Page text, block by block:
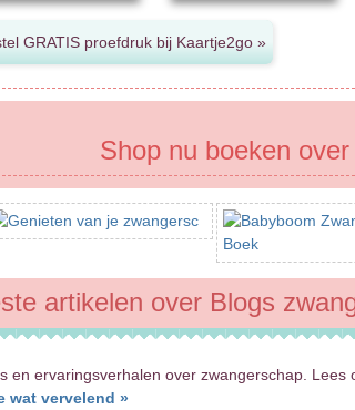
Shop nu boeken
artikelen over Blogs
en ervaringsverhalen over zwangerschap. Lees
wat vervelend »